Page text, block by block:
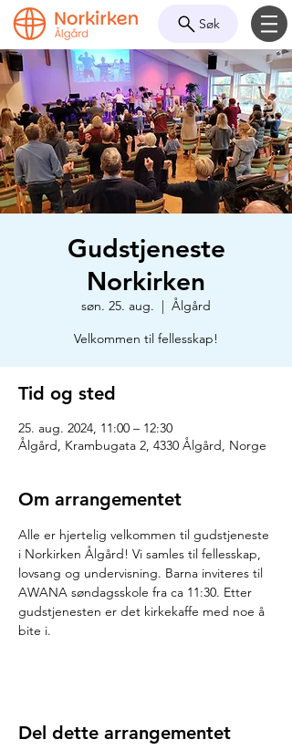
Søk
Gudstjeneste
Norkirken
søn. 25. aug.
  |
Ålgård
Velkommen til fellesskap!
Tid og sted
25. aug. 2024, 11:00 – 12:30
Ålgård, Krambugata 2, 4330 Ålgård, Norge
Om arrangementet
Alle er hjertelig velkommen til gudstjeneste
i Norkirken Ålgård! Vi samles til fellesskap,
lovsang og undervisning. Barna inviteres til
AWANA søndagsskole fra ca 11:30. Etter
gudstjenesten er det kirkekaffe med noe å
bite i.
Del dette arrangementet